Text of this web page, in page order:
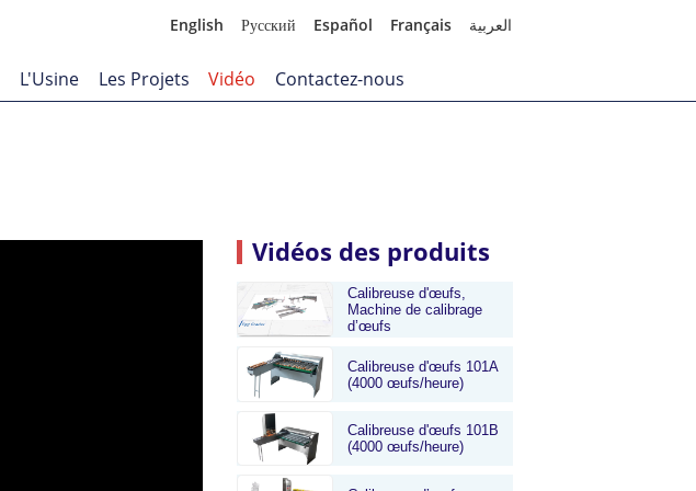
English Русский Español Français العربية
L'Usine Les Projets Vidéo Contactez-nous
Vidéos des produits
Calibreuse d'œufs,
Machine de calibrage
d’œufs
Calibreuse d'œufs 101A
(4000 œufs/heure)
Calibreuse d'œufs 101B
(4000 œufs/heure)